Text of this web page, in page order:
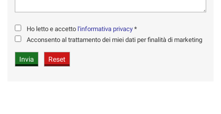
Ho letto e accetto l'informativa privacy *
Acconsento al trattamento dei miei dati per finalità di marketing